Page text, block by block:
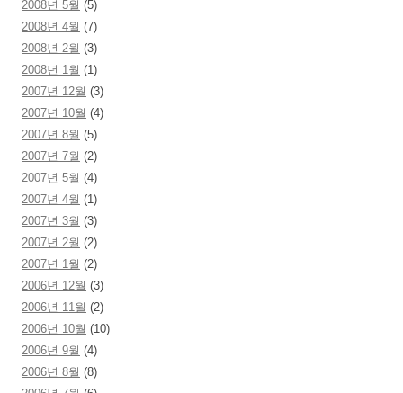
2008년 5월 (5)
2008년 4월 (7)
2008년 2월 (3)
2008년 1월 (1)
2007년 12월 (3)
2007년 10월 (4)
2007년 8월 (5)
2007년 7월 (2)
2007년 5월 (4)
2007년 4월 (1)
2007년 3월 (3)
2007년 2월 (2)
2007년 1월 (2)
2006년 12월 (3)
2006년 11월 (2)
2006년 10월 (10)
2006년 9월 (4)
2006년 8월 (8)